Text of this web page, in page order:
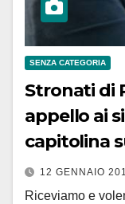
SENZA CATEGORIA
Stronati di
appello ai
capitolina
12 GENNAIO
Riceviamo e